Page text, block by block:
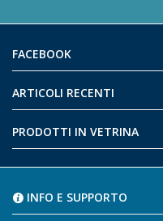
FACEBOOK
ARTICOLI RECENTI
PRODOTTI IN VETRINA
INFO E SUPPORTO